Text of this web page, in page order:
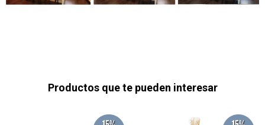
Productos que te pueden interesar